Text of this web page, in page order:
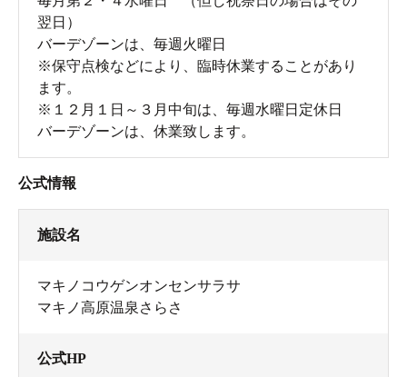
翌日）
バーデゾーンは、毎週火曜日
※保守点検などにより、臨時休業することがあり
ます。
※１２月１日～３月中旬は、毎週水曜日定休日
バーデゾーンは、休業致します。
公式情報
施設名
マキノコウゲンオンセンサラサ
マキノ高原温泉さらさ
公式HP